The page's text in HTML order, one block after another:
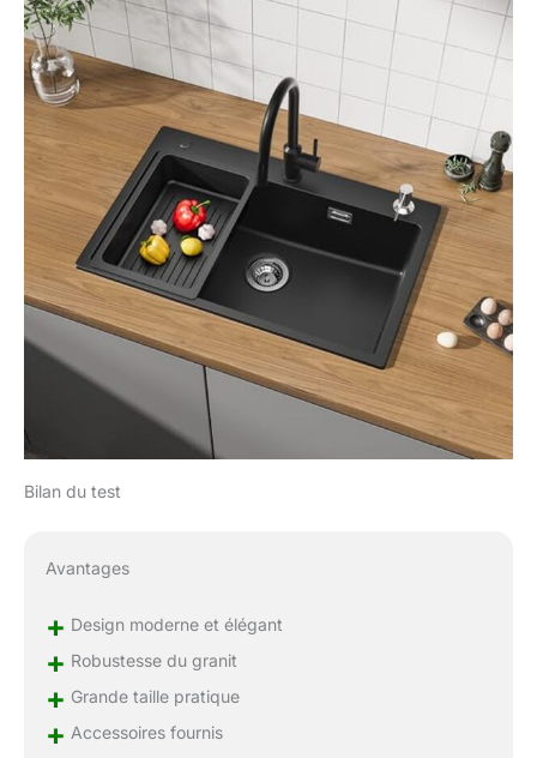
Bilan du test
Avantages
+ Design moderne et élégant
+ Robustesse du granit
+ Grande taille pratique
+ Accessoires fournis